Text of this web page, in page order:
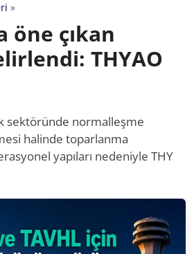
»
öne çıkan
THYAO
sektöründe normalleşme
halinde toparlanma
yapıları nedeniyle THY